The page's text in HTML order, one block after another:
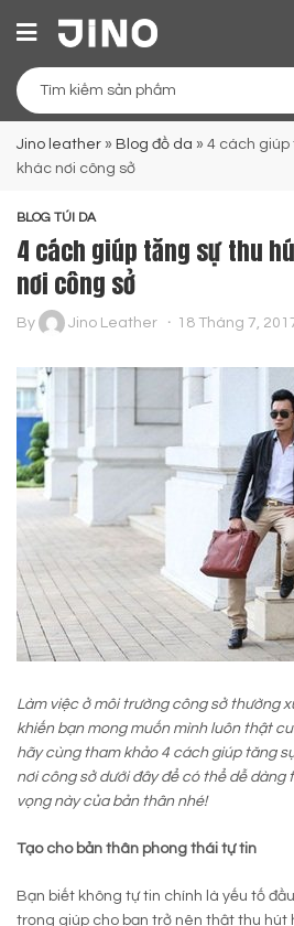
Jino leather » Blog đồ da » 4 cách giúp
khác nơi công sở
BLOG TÚI DA
4 cách giúp tăng sự thu
nơi công sở
By Jino Leather 18 Tháng 7,
Làm việc ở môi trường công sở thường
khiến bạn mong muốn mình luôn thật
hãy cùng tham khảo 4 cách giúp tăng
nơi công sở dưới đây để có thể dễ dàng
vọng này của bản thân nhé!
Tạo cho bản thân phong thái tự tin
Bạn biết không tự tin chính là yếu tố
trọng giúp cho bạn trở nên thật thu hút